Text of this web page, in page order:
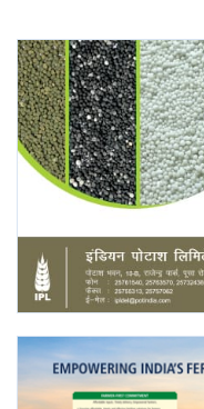
International
Rural Dialogue
Ground Report
Gallery
National
Latest News